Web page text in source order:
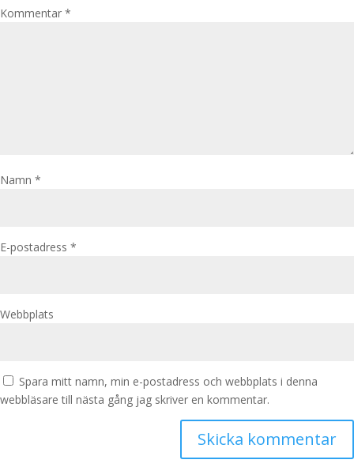
Kommentar *
Namn *
E-postadress *
Webbplats
Spara mitt namn, min e-postadress och webbplats i denna
webbläsare till nästa gång jag skriver en kommentar.